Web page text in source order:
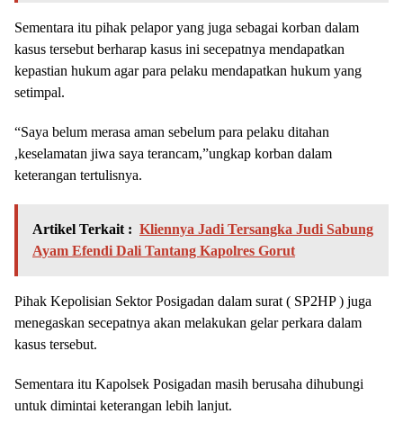
Sementara itu pihak pelapor yang juga sebagai korban dalam
kasus tersebut berharap kasus ini secepatnya mendapatkan
kepastian hukum agar para pelaku mendapatkan hukum yang
setimpal.
“Saya belum merasa aman sebelum para pelaku ditahan
,keselamatan jiwa saya terancam,”ungkap korban dalam
keterangan tertulisnya.
Artikel Terkait : Kliennya Jadi Tersangka Judi Sabung
Ayam Efendi Dali Tantang Kapolres Gorut
Pihak Kepolisian Sektor Posigadan dalam surat ( SP2HP ) juga
menegaskan secepatnya akan melakukan gelar perkara dalam
kasus tersebut.
Sementara itu Kapolsek Posigadan masih berusaha dihubungi
untuk dimintai keterangan lebih lanjut.